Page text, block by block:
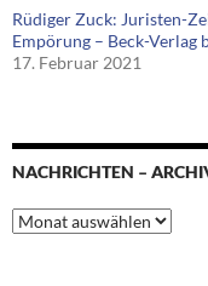
Rüdiger Zuck: Juristen-
Empörung – Beck-
17. Februar 2021
NACHRICHTEN –
Nachrichten
–